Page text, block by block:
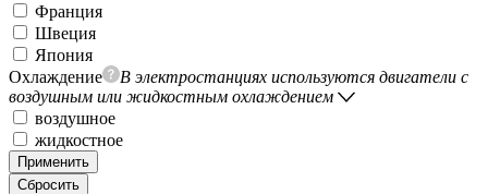
Франция
Швеция
Япония
Охлаждение
В электростанциях используются двигатели с
воздушным или жидкостным охлаждением
воздушное
жидкостное
Применить
Сбросить